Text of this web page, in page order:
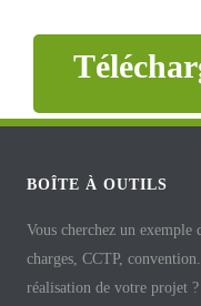
BOÎTE À OUTILS
Vous cherchez un
charges, CCTP,
réalisation de votre projet